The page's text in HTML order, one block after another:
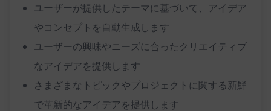
ユーザーが提供したテーマに基づいて、アイデア
やコンセプトを自動生成します
ユーザーの興味やニーズに合ったクリエイティブ
なアイデアを提供します
さまざまなトピックやプロジェクトに関する新鮮
で革新的なアイデアを提供します